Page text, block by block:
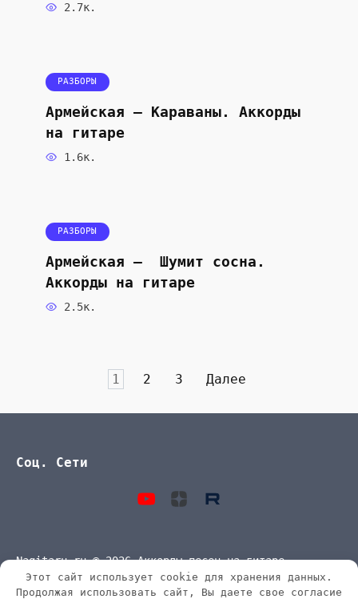
2.7к.
РАЗБОРЫ
Армейская — Караваны. Аккорды
на гитаре
1.6к.
РАЗБОРЫ
Армейская — Шумит сосна.
Аккорды на гитаре
2.5к.
1 2 3 Далее
Соц. Сети
Nagitaru.ru © 2026 Аккорды песен на гитаре
Этот сайт использует cookie для хранения данных.
Продолжая использовать сайт, Вы даете свое согласие